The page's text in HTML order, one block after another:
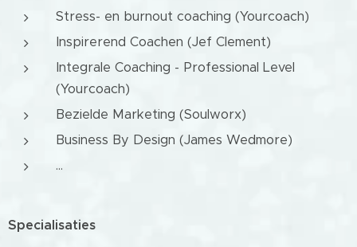
Stress- en burnout coaching (Yourcoach)
Inspirerend Coachen (Jef Clement)
Integrale Coaching - Professional Level
(Yourcoach)
Bezielde Marketing (Soulworx)
Business By Design (James Wedmore)
...
Specialisaties